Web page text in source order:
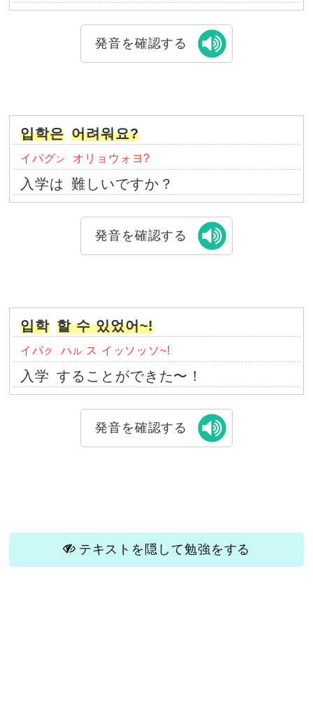
発音を確認する
입학은 어려워요?
イパグン オリョウォヨ?
入学は 難しいですか？
発音を確認する
입학 할 수 있었어~!
イパク ハ ル ス イッソッソ~!
入学 することができた〜！
発音を確認する
テキストを隠して勉強をする